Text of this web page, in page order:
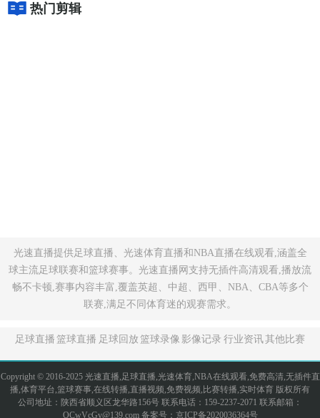
热门剪辑
光速直播提供足球直播、光速体育直播和NBA直播在线观看,涵盖全
球主流足球联赛和篮球赛事。光速直播网支持无插件高清观看,播放流
畅不卡顿,赛事内容丰富,覆盖英超、中超、西甲、NBA、CBA等多个
联赛,满足不同体育迷的观赛需求。
足球直播 篮球直播 足球回放 篮球录像 影像记录 行业资讯其他比赛
Copyright © 2016-2025 光速直播,足球直播,光速体育,NBA在线观看,免费高清,无插件直
播,体育平台,篮球赛事,在线转播,直播视频,免费视频,比赛转播,实时体育 版权所有
公司地址：陕西省顺义区龙华路156号 联系电话：159-2237-2071 联系邮箱：
OCwVcGv@139.com 备案号： 京ICP备2020036364号